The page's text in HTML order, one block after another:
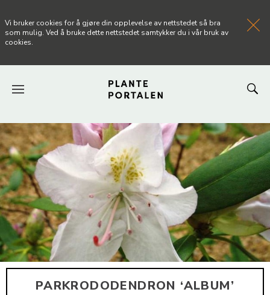
FORSIDEN
NYHETER
ARTIKLER
OM PLANTEPORTALEN
KONTAKT
Vi bruker cookies for å gjøre din opplevelse av nettstedet så bra
som mulig. Ved å bruke dette nettstedet samtykker du i vår bruk av
cookies.
PARKRODODENDRON ‘ALBUM’